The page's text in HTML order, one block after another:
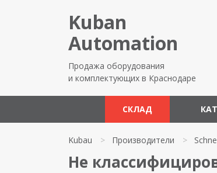
Kuban
Automation
Продажа оборудования
и комплектующих в Краснодаре
СКЛАД
Kubau > Производители >
Не